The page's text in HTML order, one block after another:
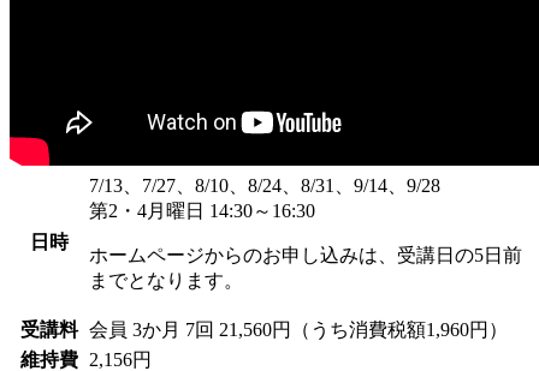
日時
7/13、7/27、8/10、8/24、8/31、9/14、9/28
第2・4月曜日 14:30～16:30
ホームページからのお申し込みは、受講日の5日前
までとなります。
受講料 会員 3か月 7回 21,560円（うち消費税額1,960円）
維持費
2,156円